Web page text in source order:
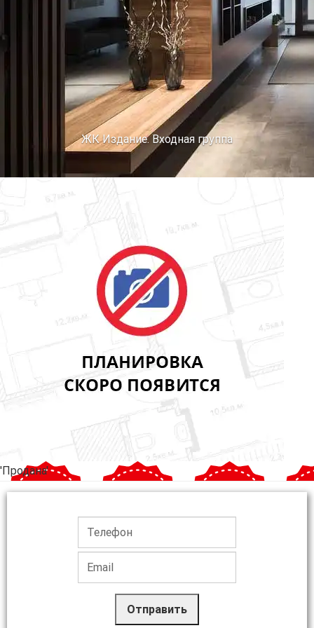
ЖК Издание. Входная группа
'Продана'
Отправить